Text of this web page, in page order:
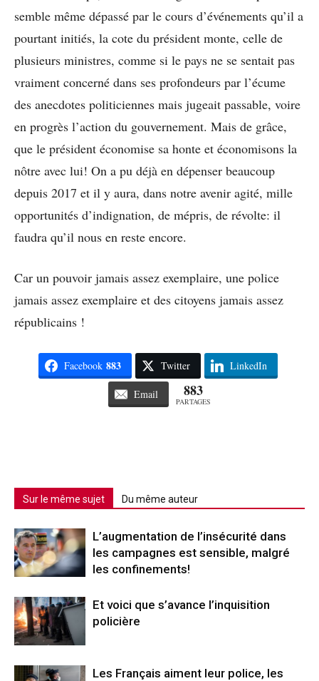
semble même dépassé par le cours d’événements qu’il a
pourtant initiés, la cote du président monte, celle de
plusieurs ministres, comme si le pays ne se sentait pas
vraiment concerné dans ses profondeurs par l’écume
des anecdotes politiciennes mais jugeait passable, voire
en progrès l’action du gouvernement. Mais de grâce,
que le président économise sa honte et économisons la
nôtre avec lui! On a pu déjà en dépenser beaucoup
depuis 2017 et il y aura, dans notre avenir agité, mille
opportunités d’indignation, de mépris, de révolte: il
faudra qu’il nous en reste encore.
Car un pouvoir jamais assez exemplaire, une police
jamais assez exemplaire et des citoyens jamais assez
républicains !
Facebook 883 Twitter LinkedIn
Email 883
PARTAGES
Sur le même sujet Du même auteur
L’augmentation de l’insécurité dans
les campagnes est sensible, malgré
les confinements!
Et voici que s’avance l’inquisition
policière
Les Français aiment leur police, les